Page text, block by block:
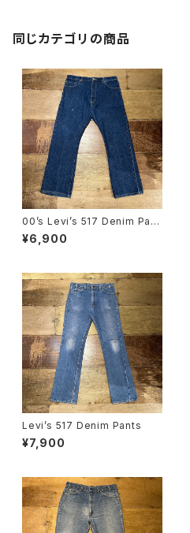
同じカテゴリの商品
00’s Levi’s 517 Denim Pant
s
¥6,900
Levi’s 517 Denim Pants
¥7,900